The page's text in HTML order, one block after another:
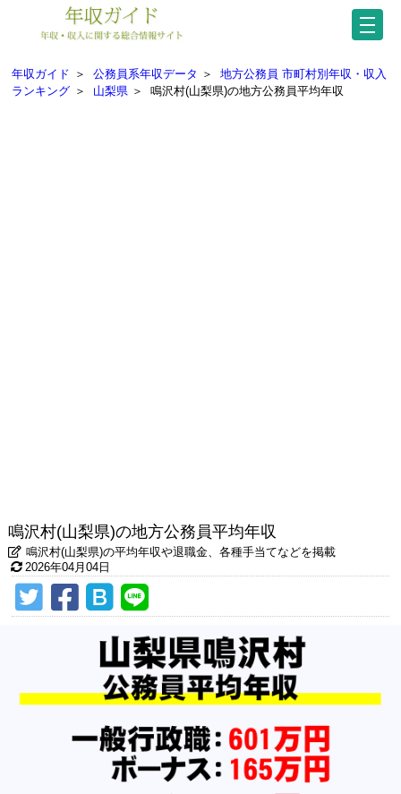
年収ガイド ＞ 公務員系年収データ ＞
地方公務員 市町村別年収・収入
ランキング ＞ 山梨県 ＞ 鳴沢村(山梨県)の地方公務員平均年収
鳴沢村(山梨県)の地方公務員平均年収
鳴沢村(山梨県)の平均年収や退職金、各種手当てなどを掲載
2026年04月04日